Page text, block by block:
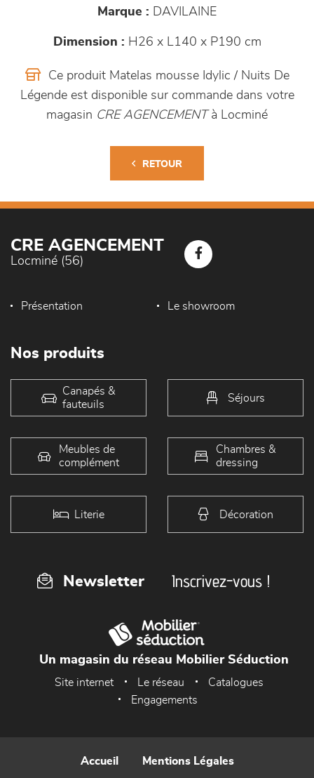
Marque : DAVILAINE
Dimension : H26 x L140 x P190 cm
Ce produit Matelas mousse Idylic / Nuits De
Légende est disponible sur commande dans votre
magasin CRE AGENCEMENTà Locminé
RETOUR
CRE AGENCEMENT
Locminé (56)
Présentation Le showroom
Nos produits
Canapés &
fauteuils
Séjours
Meubles de
complément
Chambres &
dressing
Literie Décoration
Newsletter Inscrivez-vous !
Un magasin du réseau Mobilier Séduction
Site internet Le réseau
Catalogues
Engagements
Accueil Mentions Légales